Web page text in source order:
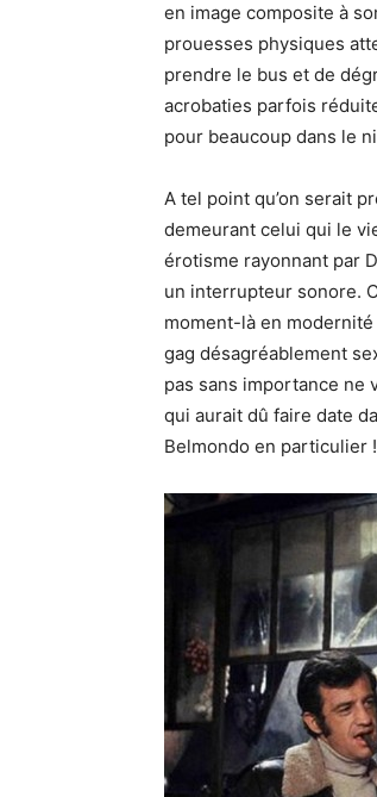
en image composite à
prouesses physiques
prendre le bus et de
acrobaties parfois
pour beaucoup dans le
A tel point qu’on serait
demeurant celui qui le
érotisme rayonnant par
un interrupteur sonore.
moment-là en
gag désagréablement
pas sans importance ne
qui aurait dû faire date
Belmondo en particulier !